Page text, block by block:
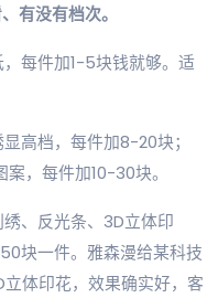
有没有档次。
，每件加1-5块钱就够。适
高档，每件加8-20块；
案，每件加10-30块。
、反光条、3D立体印
块一件。雅森漫给某科技
体印花，效果确实好，客